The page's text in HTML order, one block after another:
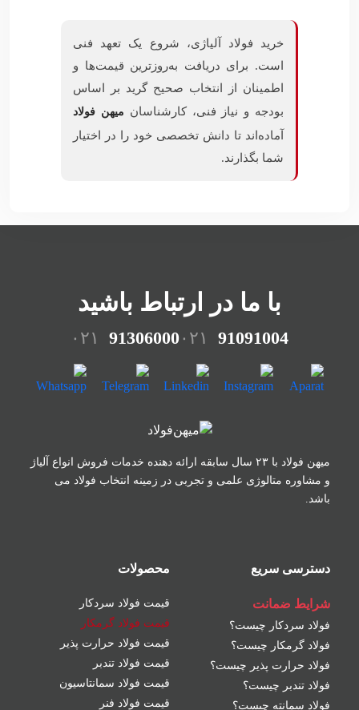
خرید فولاد آلیاژی، شروع یک تعهد فنی
است. برای دریافت به‌روزترین قیمت‌ها و
اطمینان از انتخاب صحیح گرید بر اساس
بودجه و نیاز فنی، کارشناسان میهن فولاد
آماده‌اند تا دانش تخصصی خود را در اختیار
شما بگذارند.
میهن فولاد با ۲۳ سال سابقه ارائه دهنده خدمات فروش
انواع آلیاژ
و مشاوره متالوژی علمی و تجربی در زمینه
انتخاب فولاد می
باشد.
دسترسی سریع
شرایط ضمانت
فولاد سردکار چیست؟
فولاد گرمکار چیست؟
فولاد حرارت پذیر چیست؟
فولاد تندبر چیست؟
فولاد سمانته چیست؟
محصولات
قیمت فولاد سردکار
قیمت فولاد گرمکار
قیمت فولاد حرارت پذیر
قیمت فولاد تندبر
قیمت فولاد سمانتاسیون
قیمت فولاد فنر
با ما در ارتباط باشید
۰۲۱ 91091004 ۰۲۱ 91306000